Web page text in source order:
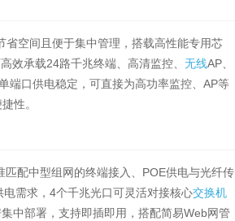
空间且便于集中管理，搭载高性能专用芯
效承载24路千兆终端、高清监控、无线AP、
端口供电稳定，可直接为高功率监控、AP等
性。
配中型组网的终端接入、POE供电与光纤传
需求，4个千兆光口可灵活对接核心交换机
中部署，支持即插即用，搭配简易Web网管